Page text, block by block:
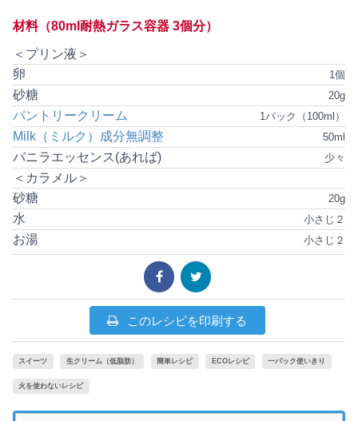
材料（80ml耐熱ガラス容器 3個分）
＜プリン液＞
1個
卵
20g
砂糖
1パック（100ml）
パントリークリーム
50ml
Milk（ミルク）成分無調整
少々
バニラエッセンス(あれば)
＜カラメル＞
20g
砂糖
小さじ２
水
小さじ２
お湯
このレシピを印刷する
スイーツ 生クリーム（低脂肪） 簡単レシピ ECOレシピ 一パック使いきり
火を使わないレシピ